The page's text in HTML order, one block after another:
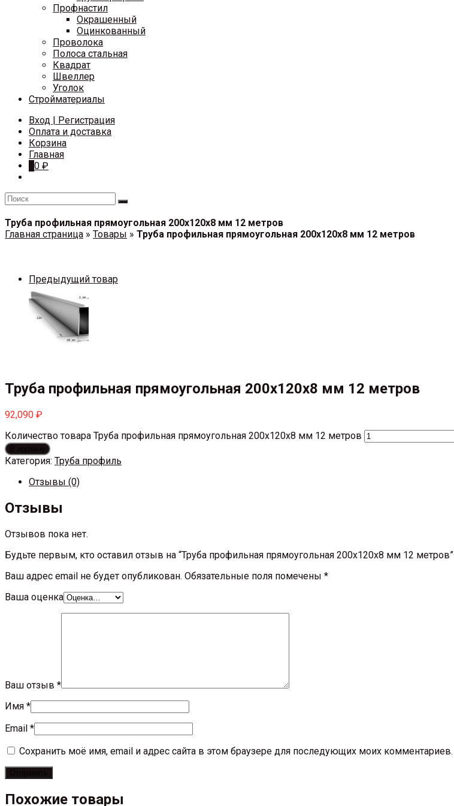
Профнастил
Окрашенный
Оцинкованный
Проволока
Полоса стальная
Квадрат
Швеллер
Уголок
Стройматериалы
Вход | Регистрация
Оплата и доставка
Корзина
Главная
0 ₽
Труба профильная прямоугольная 200х120х8 мм 12 метров
Главная страница » Товары » Труба профильная прямоугольная 200х120х8 мм 12 метров
Предыдущий товар
Труба профильная прямоугольная 200х120х8 мм 12 метров
92,090 ₽
Количество товара Труба профильная прямоугольная 200х120х8 мм 12 метров
В корзину
Категория: Труба профиль
Отзывы (0)
Отзывы
Отзывов пока нет.
Будьте первым, кто оставил отзыв на “Труба профильная прямоугольная 200х120х8 мм 12 метров”
Ваш адрес email не будет опубликован. Обязательные поля помечены *
Ваша оценка
Ваш отзыв *
Имя *
Email *
Сохранить моё имя, email и адрес сайта в этом браузере для последующих моих комментариев.
Похожие товары